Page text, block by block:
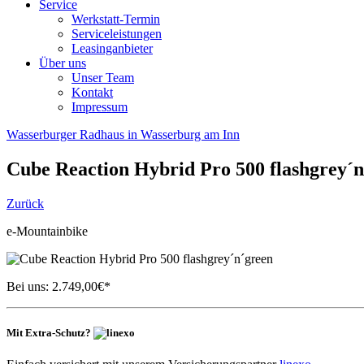
Service
Werkstatt-Termin
Serviceleistungen
Leasinganbieter
Über uns
Unser Team
Kontakt
Impressum
Wasserburger Radhaus in Wasserburg am Inn
Cube Reaction Hybrid Pro 500
Zurück
e-Mountainbike
Bei uns: 2.749,00€*
Mit Extra-Schutz?